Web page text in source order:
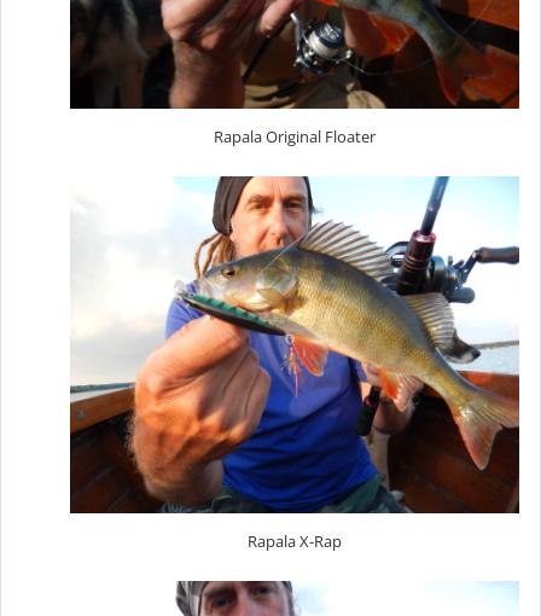
Rapala Original Floater
Rapala X-Rap